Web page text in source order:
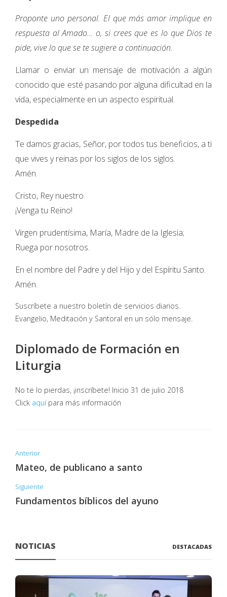
Proponte uno personal. El que más amor implique en
respuesta al Amado… o, si crees que es lo que Dios te
pide, vive lo que se te sugiere a continuación.
Llamar o enviar un mensaje de motivación a algún
conocido que esté pasando por alguna dificultad en la
vida, especialmente en un aspecto espiritual.
Despedida
Te damos gracias, Señor, por todos tus beneficios, a ti
que vives y reinas por los siglos de los siglos.
Amén.
Cristo, Rey nuestro.
¡Venga tu Reino!
Virgen prudentísima, María, Madre de la Iglesia;
Ruega por nosotros.
En el nombre del Padre y del Hijo y del Espíritu Santo.
Amén.
Suscríbete a nuestro boletín de servicios diarios.
Evangelio, Meditación y Santoral en un sólo mensaje.
Diplomado de Formación en
Liturgia
No te lo pierdas, ¡inscríbete! Inicio 31 de julio 2018
Click aquípara más información
Anterior
Mateo, de publicano a santo
Siguiente
Fundamentos bíblicos del ayuno
NOTICIAS DESTACADAS